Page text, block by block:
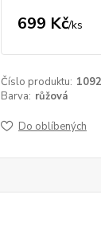
699 Kč/ks
Číslo produktu: 1092
Barva: růžová
Do oblíbených